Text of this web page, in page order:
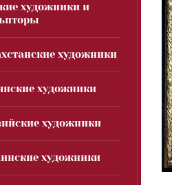
художники и
художники
художники
художники
художники